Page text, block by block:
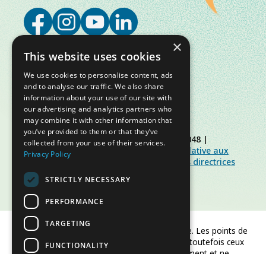
© Slow Food Foundation | C.F. 91019770048 |
Politique de confidentialité
Politique relative aux
cookies
Slow Food Foundation
Lignes directrices
pour l’espace réservé
Financé par l'Union européenne. Les points de
vue et opinions exprimés sont toutefois ceux
×
This website uses cookies
We use cookies to personalise content, ads
and to analyse our traffic. We also share
information about your use of our site with
our advertising and analytics partners who
may combine it with other information that
you’ve provided to them or that they’ve
collected from your use of their services.
Privacy Policy
STRICTLY NECESSARY
PERFORMANCE
TARGETING
FUNCTIONALITY